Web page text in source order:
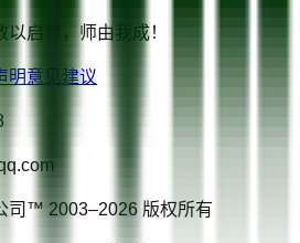
以启智，师由我成！
明意见建议
司™ 2003–2026 版权所有